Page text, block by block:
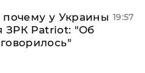
почему у Украины
ЗРК Patriot: "Об
19:57